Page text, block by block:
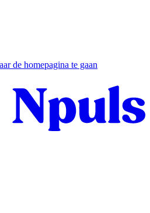
de homepagina te gaan